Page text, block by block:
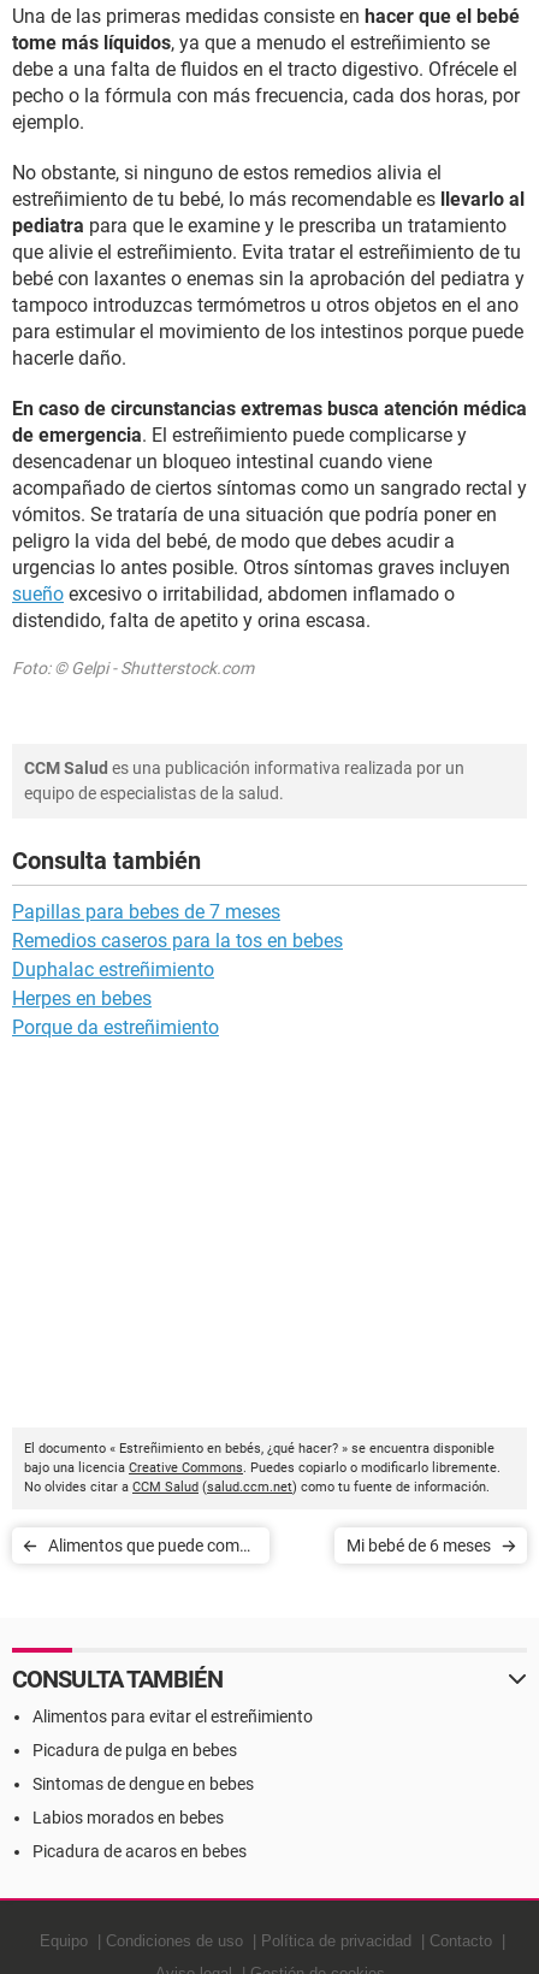
Una de las primeras medidas consiste en hacer que el bebé
tome más líquidos, ya que a menudo el estreñimiento se
debe a una falta de fluidos en el tracto digestivo. Ofrécele el
pecho o la fórmula con más frecuencia, cada dos horas, por
ejemplo.
No obstante, si ninguno de estos remedios alivia el
estreñimiento de tu bebé, lo más recomendable es llevarlo al
pediatra para que le examine y le prescriba un tratamiento
que alivie el estreñimiento. Evita tratar el estreñimiento de tu
bebé con laxantes o enemas sin la aprobación del pediatra y
tampoco introduzcas termómetros u otros objetos en el ano
para estimular el movimiento de los intestinos porque puede
hacerle daño.
En caso de circunstancias extremas busca atención médica
de emergencia. El estreñimiento puede complicarse y
desencadenar un bloqueo intestinal cuando viene
acompañado de ciertos síntomas como un sangrado rectal y
vómitos. Se trataría de una situación que podría poner en
peligro la vida del bebé, de modo que debes acudir a
urgencias lo antes posible. Otros síntomas graves incluyen
sueño excesivo o irritabilidad, abdomen inflamado o
distendido, falta de apetito y orina escasa.
Foto: © Gelpi - Shutterstock.com
CCM Salud es una publicación informativa realizada por un
equipo de especialistas de la salud.
Consulta también
Papillas para bebes de 7 meses
Remedios caseros para la tos en bebes
Duphalac estreñimiento
Herpes en bebes
Porque da estreñimiento
El documento « Estreñimiento en bebés, ¿qué hacer? » se encuentra disponible
bajo una licencia Creative Commons. Puedes copiarlo o modificarlo libremente.
No olvides citar a CCM Salud (salud.ccm.net) como tu fuente de información.
Alimentos que puede comer
Mi bebé de 6 meses
CONSULTA TAMBIÉN
Alimentos para evitar el estreñimiento
Picadura de pulga en bebes
Sintomas de dengue en bebes
Labios morados en bebes
Picadura de acaros en bebes
Equipo Condiciones de uso Política de privacidad
Contacto